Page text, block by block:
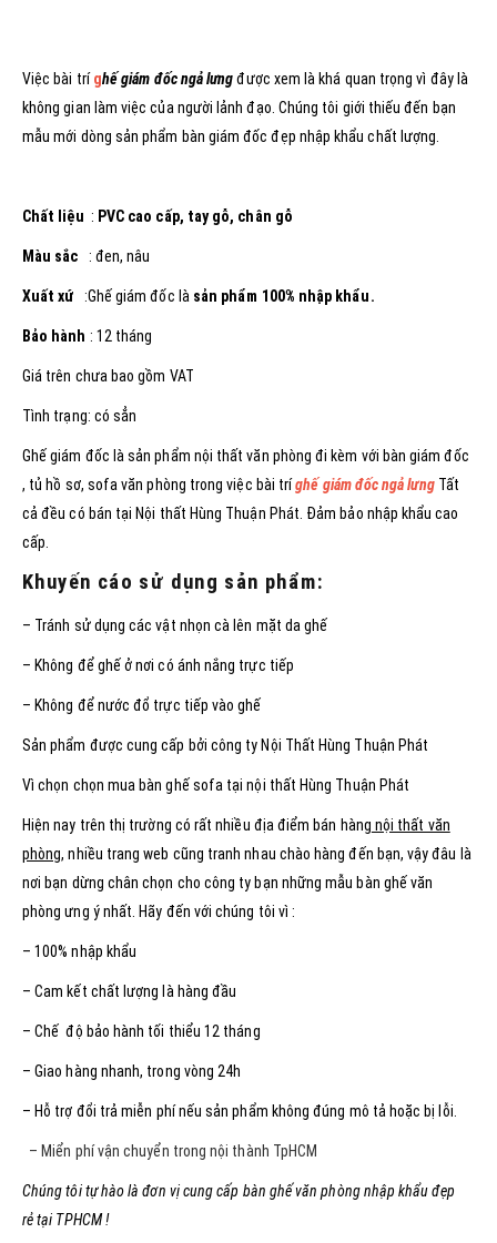
Việc bài tríghế giám đốc ngả lưng được xem là khá quan trọng vì đây là
không gian làm việc của người lảnh đạo. Chúng tôi giới thiếu đến bạn
mẫu mới dòng sản phẩm bàn giám đốc đẹp nhập khẩu chất lượng.
Chất liệu : PVC cao cấp, tay gỗ, chân gỗ
Màu sắc : đen, nâu
Xuất xứ :Ghế giám đốc làsản phẩm 100% nhập khẩu.
Bảo hành : 12 tháng
Giá trên chưa bao gồm VAT
Tình trạng: có sẳn
Ghế giám đốc là sản phẩm nội thất văn phòng đi kèm với bàn giám đốc
, tủ hồ sơ, sofa văn phòng trong việc bài tríghế giám đốc ngả lưngTất
cả đều có bán tại Nội thất Hùng Thuận Phát. Đảm bảo nhập khẩu cao
cấp.
Khuyến cáo sử dụng sản phẩm:
– Tránh sử dụng các vật nhọn cà lên mặt da ghế
– Không để ghế ở nơi có ánh nắng trực tiếp
– Không để nước đổ trực tiếp vào ghế
Sản phẩm được cung cấp bởi công ty Nội Thất Hùng Thuận Phát
Vì chọn chọn mua bàn ghế sofa tại nội thất Hùng Thuận Phát
Hiện nay trên thị trường có rất nhiều địa điểm bán hàng nội thất văn
phòng, nhiều trang web cũng tranh nhau chào hàng đến bạn, vậy đâu là
nơi bạn dừng chân chọn cho công ty bạn những mẫu bàn ghế văn
phòng ưng ý nhất. Hãy đến với chúng tôi vì :
– 100% nhập khẩu
– Cam kết chất lượng là hàng đầu
– Chế độ bảo hành tối thiểu 12 tháng
– Giao hàng nhanh, trong vòng 24h
– Hỗ trợ đổi trả miễn phí nếu sản phẩm không đúng mô tả hoặc bị lỗi.
– Miển phí vận chuyển trong nội thành TpHCM
Chúng tôi tự hào là đơn vị cung cấp bàn ghế văn phòng nhập khẩu đẹp
rẻ tại TPHCM !